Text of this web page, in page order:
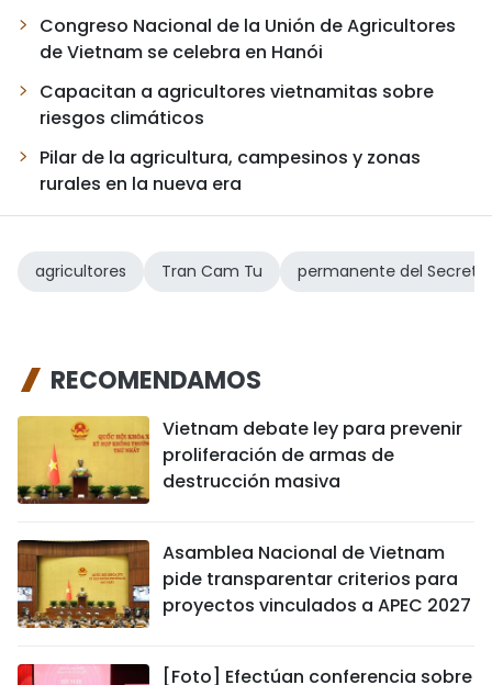
Congreso Nacional de la Unión de Agricultores
de Vietnam se celebra en Hanói
Capacitan a agricultores vietnamitas sobre
riesgos climáticos
Pilar de la agricultura, campesinos y zonas
rurales en la nueva era
agricultores Tran Cam Tu permanente del
RECOMENDAMOS
Vietnam debate ley para prevenir
proliferación de armas de
destrucción masiva
Asamblea Nacional de Vietnam
pide transparentar criterios para
proyectos vinculados a APEC 2027
[Foto] Efectúan conferencia sobre